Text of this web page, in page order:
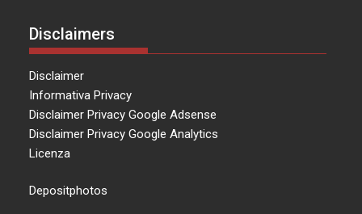
Disclaimers
Disclaimer
Informativa Privacy
Disclaimer Privacy Google Adsense
Disclaimer Privacy Google Analytics
Licenza
Depositphotos